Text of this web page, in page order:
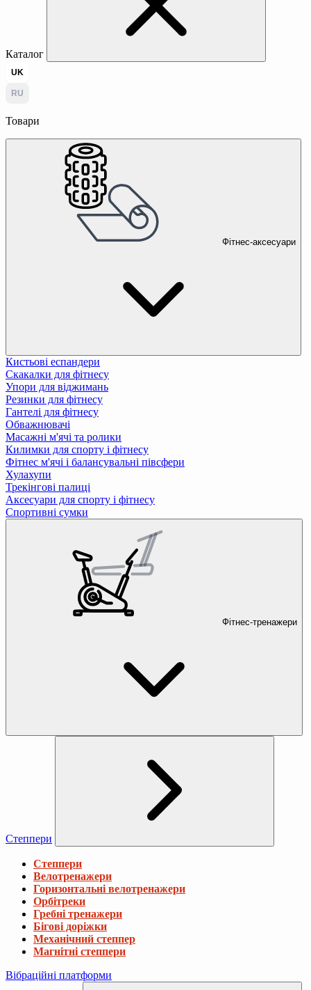
Каталог
UK
RU
Товари
Фітнес-аксесуари
Кистьові еспандери
Скакалки для фітнесу
Упори для віджимань
Резинки для фітнесу
Гантелі для фітнесу
Обважнювачі
Масажні м'ячі та ролики
Килимки для спорту і фітнесу
Фітнес м'ячі і балансувальні півсфери
Хулахупи
Трекінгові палиці
Аксесуари для спорту і фітнесу
Спортивні сумки
Фітнес-тренажери
Степпери
Степпери
Велотренажери
Горизонтальні велотренажери
Орбітреки
Гребні тренажери
Бігові доріжки
Механічний степпер
Магнітні степпери
Вібраційні платформи